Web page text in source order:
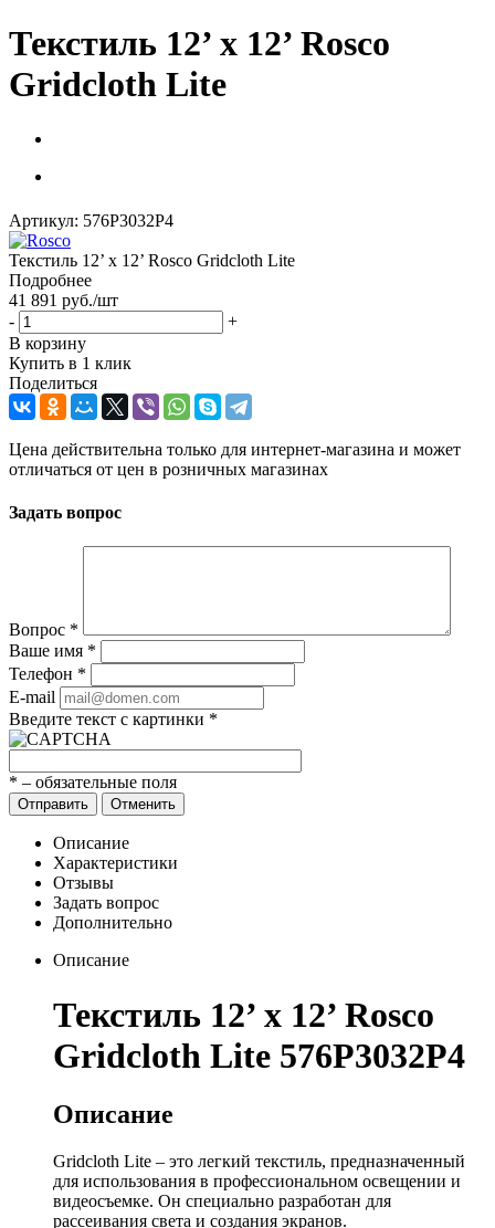
Текстиль 12’ x 12’ Rosco
Gridcloth Lite
Артикул: 576P3032P4
Текстиль 12’ x 12’ Rosco Gridcloth Lite
Подробнее
41 891 руб./шт
-
+
В корзину
Купить в 1 клик
Поделиться
Цена действительна только для интернет-магазина и может
отличаться от цен в розничных магазинах
Задать вопрос
Вопрос *
Ваше имя *
Телефон *
E-mail
Введите текст с картинки *
* – обязательные поля
Отправить Отменить
Описание
Характеристики
Отзывы
Задать вопрос
Дополнительно
Описание
Текстиль 12’ x 12’ Rosco
Gridcloth Lite 576P3032P4
Описание
Gridcloth Lite – это легкий текстиль, предназначенный
для использования в профессиональном освещении и
видеосъемке. Он специально разработан для
рассеивания света и создания экранов.